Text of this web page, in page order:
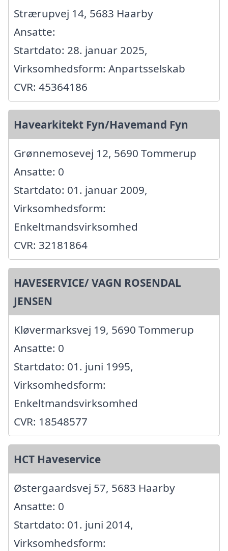
Strærupvej 14, 5683 Haarby
Ansatte:
Startdato: 28. januar 2025,
Virksomhedsform: Anpartsselskab
CVR: 45364186
Havearkitekt Fyn/Havemand Fyn
Grønnemosevej 12, 5690 Tommerup
Ansatte: 0
Startdato: 01. januar 2009,
Virksomhedsform:
Enkeltmandsvirksomhed
CVR: 32181864
HAVESERVICE/ VAGN ROSENDAL
JENSEN
Kløvermarksvej 19, 5690 Tommerup
Ansatte: 0
Startdato: 01. juni 1995,
Virksomhedsform:
Enkeltmandsvirksomhed
CVR: 18548577
HCT Haveservice
Østergaardsvej 57, 5683 Haarby
Ansatte: 0
Startdato: 01. juni 2014,
Virksomhedsform: